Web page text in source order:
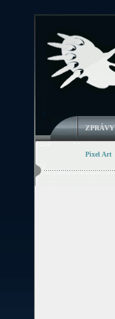
ZPRÁVY
Pixel Art